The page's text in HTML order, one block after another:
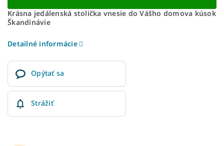
Krásna jedálenská stolička vnesie do Vášho domova kúsok
Škandinávie
Detailné informácie
Opýtať sa
Strážiť